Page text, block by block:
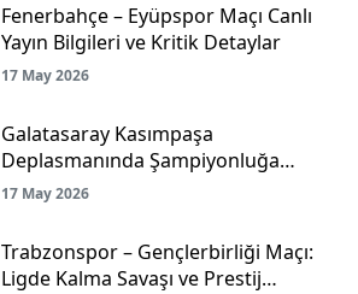
Fenerbahçe – Eyüpspor Maçı Canlı
Yayın Bilgileri ve Kritik Detaylar
17 May 2026
Galatasaray Kasımpaşa
Deplasmanında Şampiyonluğa
Koşuyor!
17 May 2026
Trabzonspor – Gençlerbirliği Maçı:
Ligde Kalma Savaşı ve Prestij